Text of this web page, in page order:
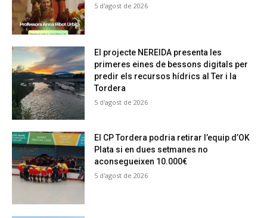
5 d'agost de 2026
El projecte NEREIDA presenta les
primeres eines de bessons digitals per
predir els recursos hídrics al Ter i la
Tordera
5 d'agost de 2026
El CP Tordera podria retirar l’equip d’OK
Plata si en dues setmanes no
aconsegueixen 10.000€
5 d'agost de 2026